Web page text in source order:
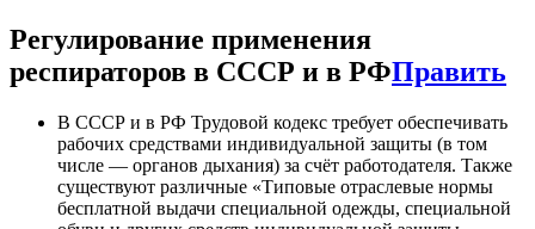
Регулирование применения
респираторов в СССР и в РФПравить
В СССР и в РФ Трудовой кодекс требует обеспечивать
рабочих средствами индивидуальной защиты (в том
числе — органов дыхания) за счёт работодателя. Также
существуют различные «Типовые отраслевые нормы
бесплатной выдачи специальной одежды, специальной